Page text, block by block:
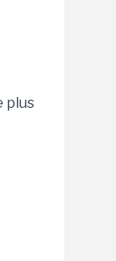
plus